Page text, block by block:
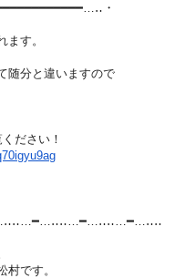
━━━…‥・
す。
分と違いますので
ださい！
0igyu9ag
━…‥‥
です。